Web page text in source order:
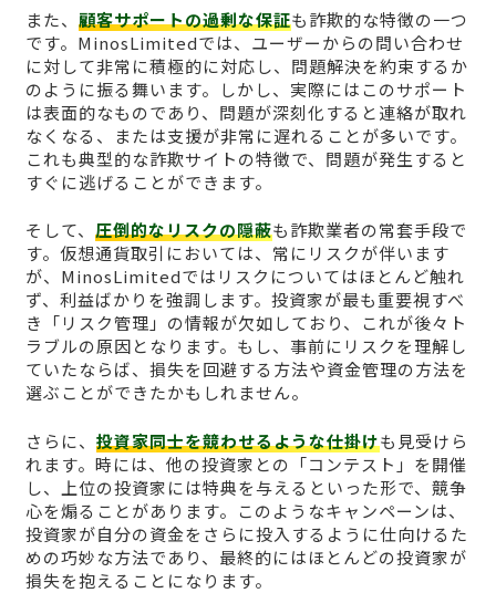
また、 顧客サポートの過剰な保証も詐欺的な特徴の一つ
です。MinosLimitedでは、ユーザーからの問い合わせ
に対して非常に積極的に対応し、問題解決を約束するか
のように振る舞います。しかし、実際にはこのサポート
は表面的なものであり、問題が深刻化すると連絡が取れ
なくなる、または支援が非常に遅れることが多いです。
これも典型的な詐欺サイトの特徴で、問題が発生すると
すぐに逃げることができます。
そして、 圧倒的なリスクの隠蔽も詐欺業者の常套手段で
す。仮想通貨取引においては、常にリスクが伴います
が、MinosLimitedではリスクについてはほとんど触れ
ず、利益ばかりを強調します。投資家が最も重要視すべ
き「リスク管理」の情報が欠如しており、これが後々ト
ラブルの原因となります。もし、事前にリスクを理解し
ていたならば、損失を回避する方法や資金管理の方法を
選ぶことができたかもしれません。
さらに、 投資家同士を競わせるような仕掛けも見受けら
れます。時には、他の投資家との「コンテスト」を開催
し、上位の投資家には特典を与えるといった形で、競争
心を煽ることがあります。このようなキャンペーンは、
投資家が自分の資金をさらに投入するように仕向けるた
めの巧妙な方法であり、最終的にはほとんどの投資家が
損失を抱えることになります。